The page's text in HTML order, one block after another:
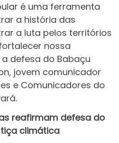
é uma ferramenta
a história das
a luta pelos territórios
nossa
defesa do Babaçu
jovem comunicador
e Comunicadores do
reafirmam defesa do
climática